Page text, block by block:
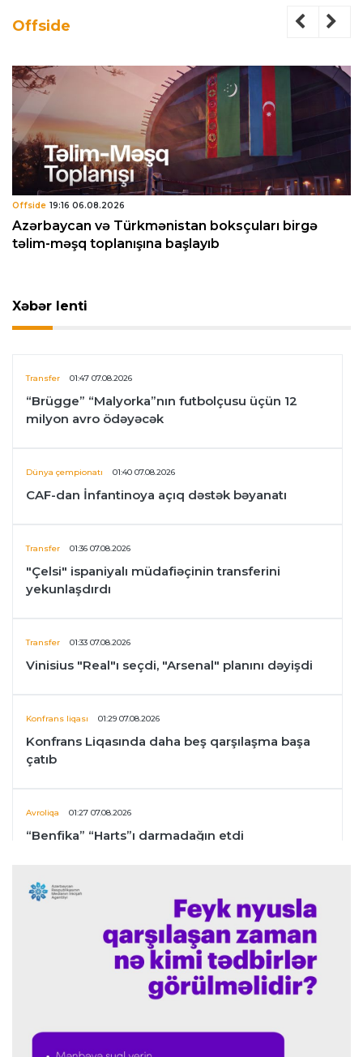
Offside
Offside 19:16 06.08.2026
Azərbaycan və Türkmənistan boksçuları birgə
təlim-məşq toplanışına başlayıb
Xəbər lenti
Transfer 01:47 07.08.2026
“Brügge” “Malyorka”nın futbolçusu üçün 12
milyon avro ödəyəcək
Dünya çempionatı 01:40 07.08.2026
CAF-dan İnfantinoya açıq dəstək bəyanatı
Transfer 01:36 07.08.2026
"Çelsi" ispaniyalı müdafiəçinin transferini
yekunlaşdırdı
Transfer 01:33 07.08.2026
Vinisius "Real"ı seçdi, "Arsenal" planını dəyişdi
Konfrans liqası 01:29 07.08.2026
Konfrans Liqasında daha beş qarşılaşma başa
çatıb
Avroliqa 01:27 07.08.2026
“Benfika” “Harts”ı darmadağın etdi
İspaniya L.L.
"Barselona" Mərakeş klubuna qarşı keçirilməsi
planlaşdırılan yoldaşlıq oyununu ləğv etdi
23:59 06.08.2026
"Prezident səlahiyyətlərindən sui-istifadə edib"